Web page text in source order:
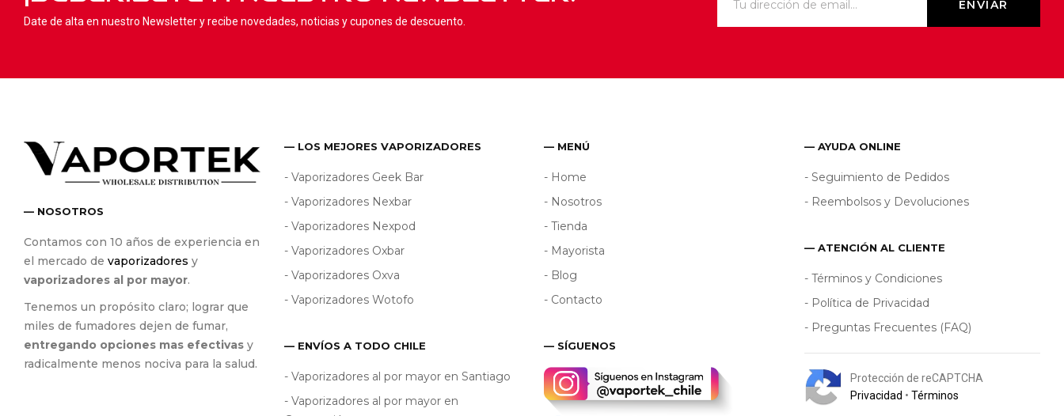
Date de alta en nuestro Newsletter y recibe novedades, noticias y cupones de descuento.
— NOSOTROS
Contamos con 10 años de experiencia en
el mercado de vaporizadores y
vaporizadores al por mayor.
Tenemos un propósito claro; lograr que
miles de fumadores dejen de fumar,
entregando opciones mas efectivas y
radicalmente menos nociva para la salud.
— LOS MEJORES VAPORIZADORES
- Vaporizadores Geek Bar
- Vaporizadores Nexbar
- Vaporizadores Nexpod
- Vaporizadores Oxbar
- Vaporizadores Oxva
- Vaporizadores Wotofo
— ENVÍOS A TODO CHILE
- Vaporizadores al por mayor en Santiago
- Vaporizadores al por mayor en
— MENÚ
- Home
- Nosotros
- Tienda
- Mayorista
- Blog
- Contacto
— SÍGUENOS
— AYUDA ONLINE
- Seguimiento de Pedidos
- Reembolsos y Devoluciones
— ATENCIÓN AL CLIENTE
- Términos y Condiciones
- Política de Privacidad
- Preguntas Frecuentes (FAQ)
Protección de reCAPTCHA
Privacidad • Términos